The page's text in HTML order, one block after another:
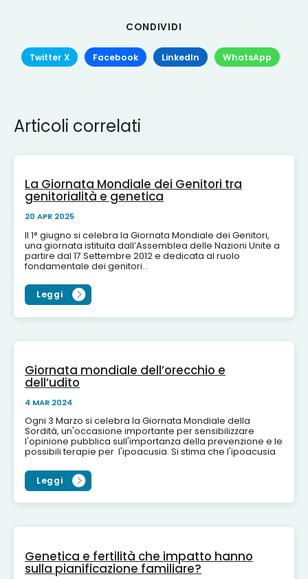
CONDIVIDI
Twitter X Facebook LinkedIn WhatsApp
Articoli correlati
La Giornata Mondiale dei Genitori tra
genitorialità e genetica
20 APR 2025
Il 1° giugno si celebra la Giornata Mondiale dei Genitori,
una giornata istituita dall’Assemblea delle Nazioni Unite a
partire dal 17 Settembre 2012 e dedicata al ruolo
fondamentale dei genitori...
Leggi
Giornata mondiale dell’orecchio e
dell’udito
4 MAR 2024
Ogni 3 Marzo si celebra la Giornata Mondiale della
Sordità, un'occasione importante per sensibilizzare
l'opinione pubblica sull'importanza della prevenzione e le
possibili terapie per l'ipoacusia. Si stima che l'ipoacusia
Leggi
Genetica e fertilità che impatto hanno
sulla pianificazione familiare?